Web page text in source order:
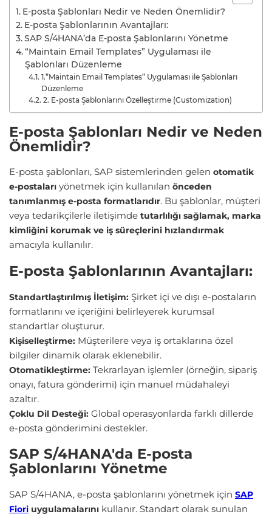
E-posta Şablonları Nedir ve Neden Önemlidir?
E-posta Şablonlarının Avantajları:
SAP S/4HANA’da E-posta Şablonlarını Yönetme
“Maintain Email Templates” Uygulaması ile
Şablonları Düzenleme
1.”Maintain Email Templates” Uygulaması ile Şablonları
Düzenleme
2. E-posta Şablonlarını Özelleştirme (Customization)
E-posta Şablonları Nedir ve Neden
Önemlidir?
E-posta şablonları, SAP sistemlerinden gelen otomatik
e-postaları yönetmek için kullanılan önceden
tanımlanmış e-posta formatlarıdır. Bu şablonlar, müşteri
veya tedarikçilerle iletişimde tutarlılığı sağlamak, marka
kimliğini korumak ve iş süreçlerini hızlandırmak
amacıyla kullanılır.
E-posta Şablonlarının Avantajları:
Standartlaştırılmış İletişim: Şirket içi ve dışı e-postaların
formatlarını ve içeriğini belirleyerek kurumsal
standartlar oluşturur.
Kişiselleştirme: Müşterilere veya iş ortaklarına özel
bilgiler dinamik olarak eklenebilir.
Otomatikleştirme: Tekrarlayan işlemler (örneğin, sipariş
onayı, fatura gönderimi) için manuel müdahaleyi
azaltır.
Çoklu Dil Desteği: Global operasyonlarda farklı dillerde
e-posta gönderimini destekler.
SAP S/4HANA'da E-posta
Şablonlarını Yönetme
SAP S/4HANA, e-posta şablonlarını yönetmek için SAP
Fiori uygulamalarını kullanır. Standart olarak sunulan